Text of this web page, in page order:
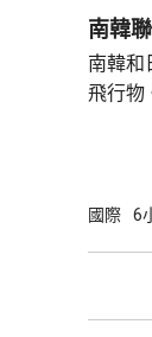
持無
持有關
絕就修
南韓
南韓和
飛行物
年以來
國際 6